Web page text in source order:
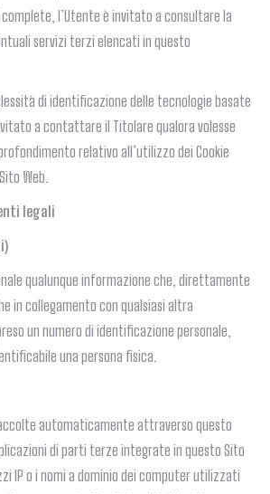
l’Utente è invitato a consultare la
servizi terzi elencati in questo
di identificazione delle tecnologie basate
a contattare il Titolare qualora volesse
relativo all’utilizzo dei Cookie
Web.
legali
qualunque informazione che, direttamente
in collegamento con qualsiasi altra
un numero di identificazione personale,
una persona fisica.
automaticamente attraverso questo
di parti terze integrate in questo Sito
IP o i nomi a dominio dei computer utilizzati